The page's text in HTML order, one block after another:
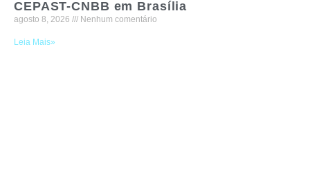
CEPAST-CNBB em Brasília
agosto 8, 2026 Nenhum comentário
Leia Mais»